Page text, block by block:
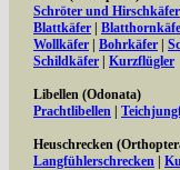
Schröter und Hirschkäfer
Blattkäfer
Wollkäfer
Bohrkäfer
Schildkäfer
Kurzflügler
Libellen (Odonata)
Prachtlibellen
Heuschrecken
Langfühlerschrecken